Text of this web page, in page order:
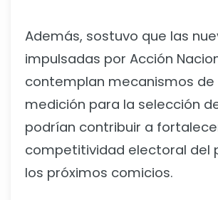
Además, sostuvo que las
impulsadas por Acción
contemplan mecanismos de
medición para la selección
podrían contribuir a
competitividad electoral del
los próximos comicios.